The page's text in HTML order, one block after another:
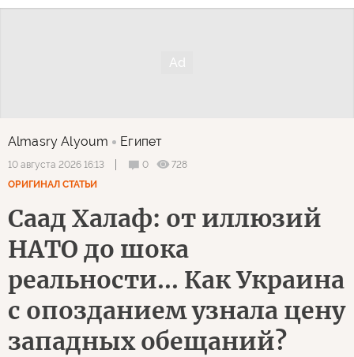
Almasry Alyoum Египет
10 августа 2026 16:13 0
728
ОРИГИНАЛ СТАТЬИ
Саад Халаф: от иллюзий
НАТО до шока
реальности... Как Украина
с опозданием узнала цену
западных обещаний?